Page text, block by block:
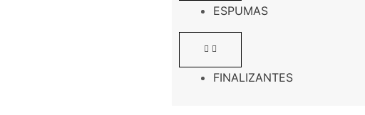
ESPUMAS
FINALIZANTES